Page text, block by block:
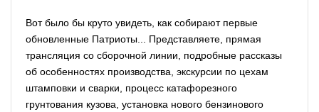
Вот было бы круто увидеть, как собирают первые
обновленные Патриоты... Представляете, прямая
трансляция со сборочной линии, подробные рассказы
об особенностях производства, экскурсии по цехам
штамповки и сварки, процесс катафорезного
грунтования кузова, установка нового бензинового